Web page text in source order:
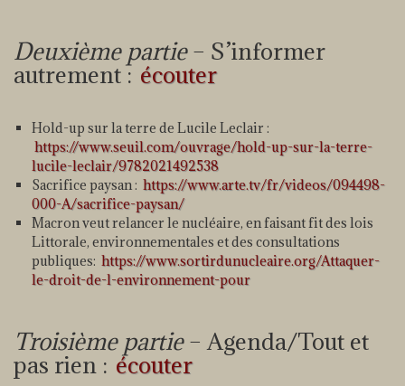
Deuxième partie– S’informer
autrement : écouter
Hold-up sur la terre de Lucile Leclair :
https://www.seuil.com/ouvrage/hold-up-sur-la-terre-
lucile-leclair/9782021492538
Sacrifice paysan : https://www.arte.tv/fr/videos/094498-
000-A/sacrifice-paysan/
Macron veut relancer le nucléaire, en faisant fit des lois
Littorale, environnementales et des consultations
publiques: https://www.sortirdunucleaire.org/Attaquer-
le-droit-de-l-environnement-pour
Troisième partie– Agenda/Tout et
pas rien : écouter